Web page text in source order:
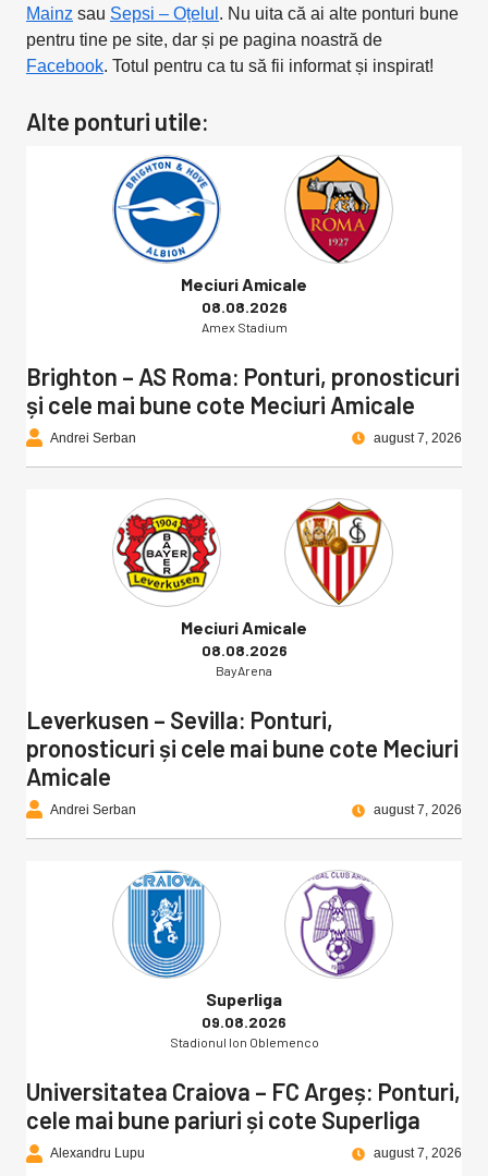
Mainz sau Sepsi – Oțelul . Nu uita că ai alte ponturi bune
pentru tine pe site, dar și pe pagina noastră de
Facebook. Totul pentru ca tu să fii informat și inspirat!
Alte ponturi utile:
Meciuri Amicale
08.08.2026
Amex Stadium
Brighton – AS Roma: Ponturi, pronosticuri
și cele mai bune cote Meciuri Amicale
Andrei Serban august 7, 2026
Meciuri Amicale
08.08.2026
BayArena
Leverkusen – Sevilla: Ponturi,
pronosticuri și cele mai bune cote Meciuri
Amicale
Andrei Serban august 7, 2026
Superliga
09.08.2026
Stadionul Ion Oblemenco
Universitatea Craiova – FC Argeș: Ponturi,
cele mai bune pariuri și cote Superliga
Alexandru Lupu august 7, 2026